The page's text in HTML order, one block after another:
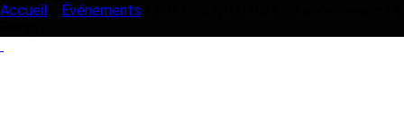
Accueil Événements